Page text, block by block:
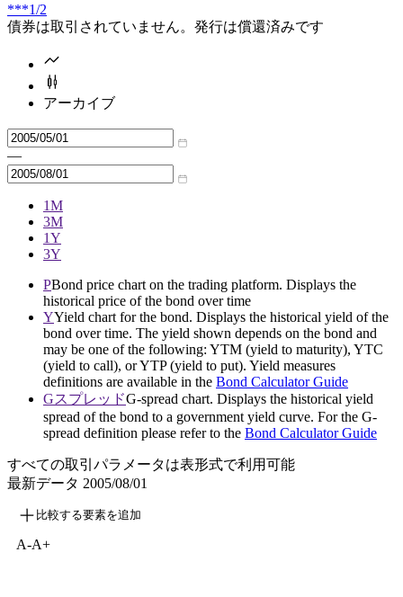
***1/2
債券は取引されていません。発行は償還済みです
アーカイブ
—
1M
3M
1Y
3Y
PBond price chart on the trading platform. Displays the
historical price of the bond over time
YYield chart for the bond. Displays the historical yield of the
bond over time. The yield shown depends on the bond and
may be one of the following: YTM (yield to maturity), YTC
(yield to call), or YTP (yield to put). Yield measures
definitions are available in the Bond Calculator Guide
GスプレッドG-spread chart. Displays the historical yield
spread of the bond to a government yield curve. For the G-
spread definition please refer to the Bond Calculator Guide
すべての取引パラメータは表形式で利用可能
最新データ 2005/08/01
比較する要素を追加